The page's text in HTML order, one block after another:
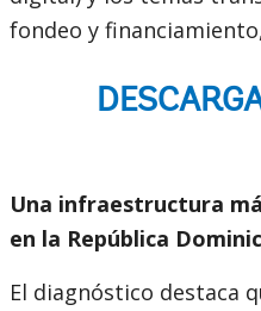
fondeo y financiamiento,
Una infraestructura
en la República
El diagnóstico destaca